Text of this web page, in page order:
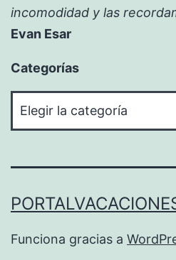
incomodidad y las
Evan Esar
Categorías
Funciona gracias a